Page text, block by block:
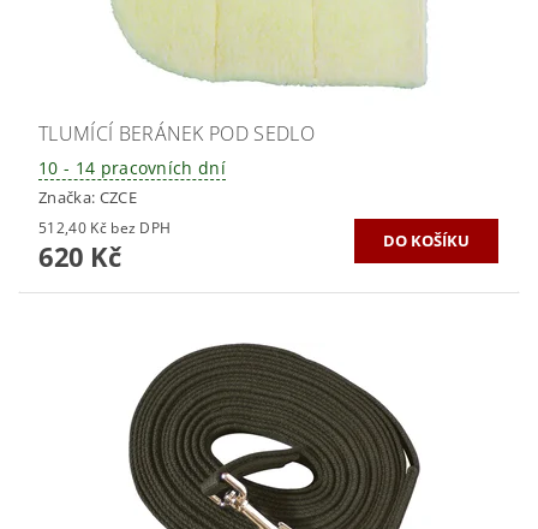
TLUMÍCÍ BERÁNEK POD SEDLO
10 - 14 pracovních dní
Značka: CZCE
512,40 Kč bez DPH
620 Kč